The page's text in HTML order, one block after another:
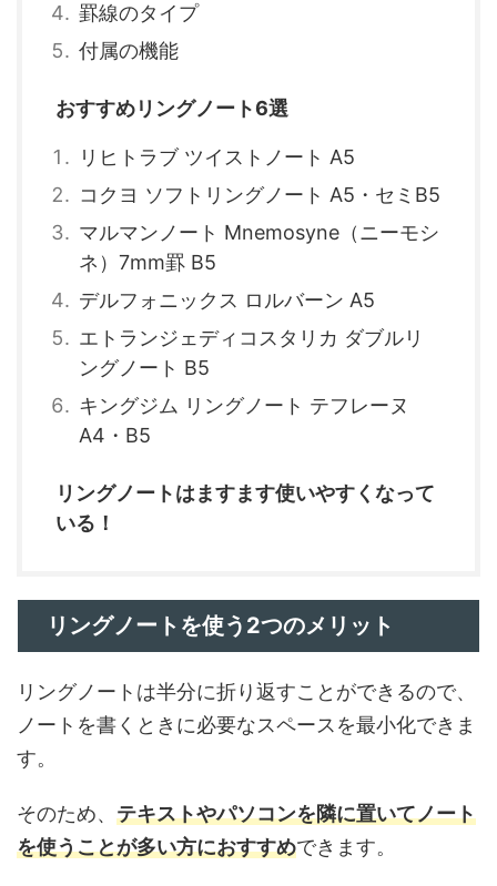
罫線のタイプ
付属の機能
おすすめリングノート6選
リヒトラブ ツイストノート A5
コクヨ ソフトリングノート A5・セミB5
マルマンノート Mnemosyne（ニーモシ
ネ）7mm罫 B5
デルフォニックス ロルバーン A5
エトランジェディコスタリカ ダブルリ
ングノート B5
キングジム リングノート テフレーヌ
A4・B5
リングノートはますます使いやすくなって
いる！
リングノートを使う2つのメリット
リングノートは半分に折り返すことができるので、
ノートを書くときに必要なスペースを最小化できま
す。
そのため、 テキストやパソコンを隣に置いてノート
を使うことが多い方におすすめできます。